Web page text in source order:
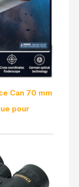
Can 70 mm
pour